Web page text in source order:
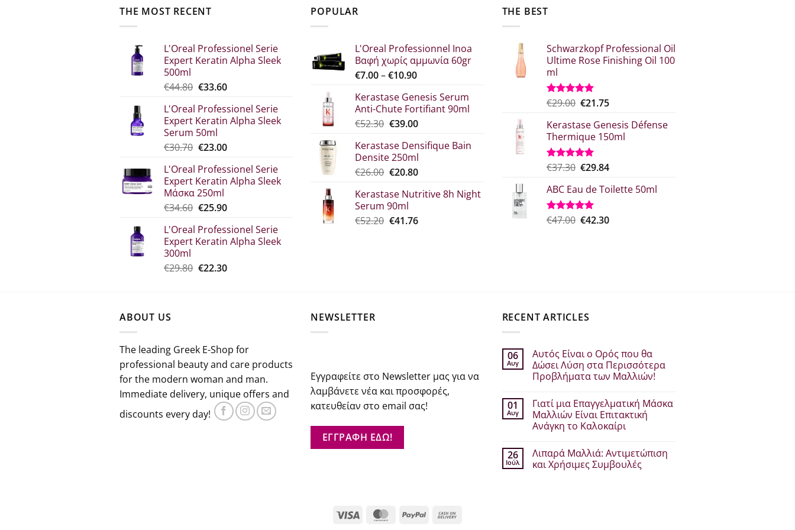
THE MOST RECENT
L'Oreal Professionel Serie
Expert Keratin Alpha Sleek
500ml
€44.80 Original
was:
€44.80.
€33.60The
price
is:
L'Oreal Professionel Serie
Expert Keratin Alpha Sleek
Serum 50ml
€30.70 Original
was:
€30.70.
€23.00Η
τιμή
είναι:
L'Oreal Professionel Serie
Expert Keratin Alpha Sleek
Μάσκα 250ml
€34.60 Original
which
was:
€25.90The
price
is:
L'Oreal Professionel Serie
Expert Keratin Alpha Sleek
300ml
€29.80 Original
€22.30Η
POPULAR
L'Oreal Professionnel Inoa
Βαφή χωρίς αμμωνία 60gr
€7.00–€10.90Price
€7.00
through
€10.90
Kerastase Genesis Serum
Anti-Chute Fortifiant 90ml
€52.30 Original
was:
€52.30.
€39.00Η
τιμή
είναι:
€39.00.
Kerastase Densifique Bain
Densite 250ml
€26.00 Original
what:
€26.00.
€20.80The
price
€20.80.
Kerastase Nutritive 8h Night
Serum 90ml
€52.20 Original
€41.76Η
THE BEST
Schwarzkopf Professional Oil
Ultime Rose Finishing Oil 100
ml
Rated5.00
€29.00 Original
what:
€29.00.
€21.75Η
τιμή
είναι:
Kerastase Genesis Défense
Thermique 150ml
Rated5.00
€37.30 Original
was:
€37.30.
€29.84Η
τιμή
€29.84.
ABC Eau de Toilette 50ml
Rated5.00
€47.00 Original
€42.30The
ABOUT US
The leading Greek E-Shop for
professional beauty and care products
for the modern woman and man.
Immediate delivery, unique offers and
discounts every day!
NEWSLETTER
Εγγραφείτε στο Newsletter μας για να
λαμβάνετε νέα και προσφορές,
κατευθείαν στο email σας!
ΕΓΓΡΑΦΗ ΕΔΩ!
RECENT ARTICLES
06
Αυγ
Αυτός Είναι ο Ορός που θα
Δώσει Λύση στα Περισσότερα
Προβλήματα των Μαλλιών!
σχόλια
στο
Αυτός
Είναι
που
θα
Δώσει
01
Αυγ
Γιατί μια Επαγγελματική Μάσκα
Μαλλιών Είναι Επιτακτική
Ανάγκη το Καλοκαίρι
σχόλια
στο
Γιατί
26
Ιούλ
Λιπαρά Μαλλιά: Αντιμετώπιση
και Χρήσιμες Συμβουλές
Visa MasterCardPayPal